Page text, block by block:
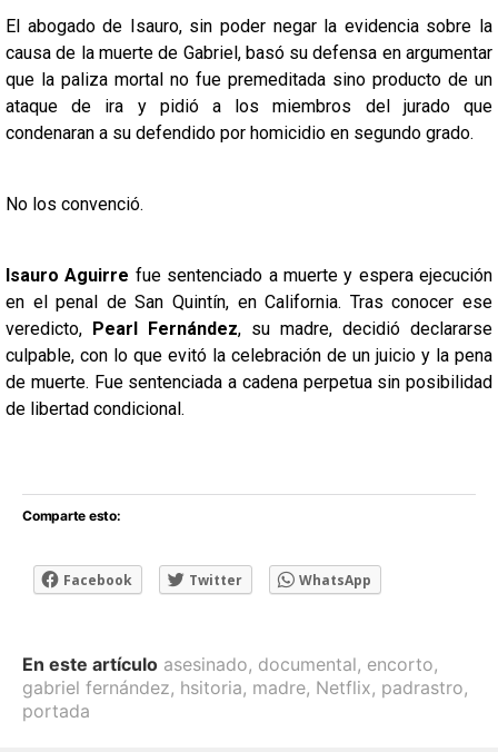
El abogado de Isauro, sin poder negar la evidencia sobre la
causa de la muerte de Gabriel, basó su defensa en argumentar
que la paliza mortal no fue premeditada sino producto de un
ataque de ira y pidió a los miembros del jurado que
condenaran a su defendido por homicidio en segundo grado.
No los convenció.
Isauro Aguirre fue sentenciado a muerte y espera ejecución
en el penal de San Quintín, en California. Tras conocer ese
veredicto,
Pearl Fernández, su madre, decidió declararse
culpable, con lo que evitó la celebración de un juicio y la pena
de muerte. Fue sentenciada a cadena perpetua sin posibilidad
de libertad condicional.
Comparte esto:
Facebook Twitter WhatsApp
En este artículo asesinado, documental, encorto,
gabriel fernández, hsitoria, madre, Netflix, padrastro,
portada